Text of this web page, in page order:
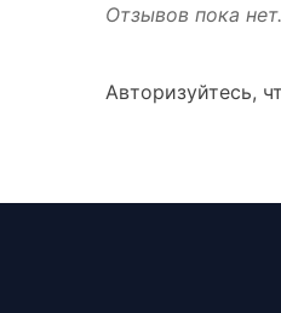
Отзывов пока
Авторизуйтесь,